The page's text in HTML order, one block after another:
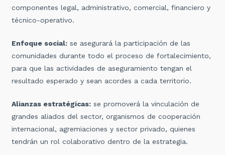
componentes legal, administrativo, comercial, financiero y
técnico-operativo.
Enfoque social: se asegurará la participación de las
comunidades durante todo el proceso de fortalecimiento,
para que las actividades de aseguramiento tengan el
resultado esperado y sean acordes a cada territorio.
Alianzas estratégicas: se promoverá la vinculación de
grandes aliados del sector, organismos de cooperación
internacional, agremiaciones y sector privado, quienes
tendrán un rol colaborativo dentro de la estrategia.